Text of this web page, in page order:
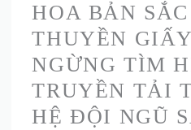
HOA BẢN
THUYỀN
NGỪNG TÌM
TRUYỀN TẢI
HỆ ĐỘI NGŨ